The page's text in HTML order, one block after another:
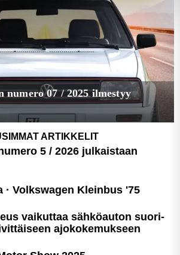
heidän palvelujaan.
numero 07 / 2025 ilmestyy
ARTIKKELIT
5 / 2026 julkaistaan
· Volkswagen Kleinbus '75
vaikuttaa sähköauton suori­
ajoko­ke­muk­seen